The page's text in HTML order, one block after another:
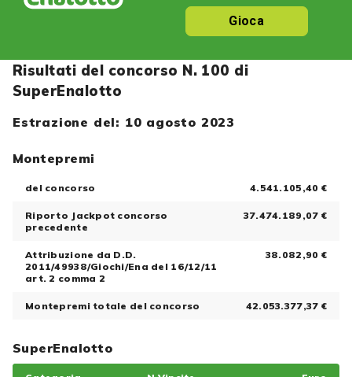
Gioca
Risultati del concorso N. 100 di
SuperEnalotto
Estrazione del: 10 agosto 2023
Montepremi
del concorso 4.541.105,40 €
Riporto Jackpot concorso
precedente
37.474.189,07 €
Attribuzione da D.D.
2011/49938/Giochi/Ena del 16/12/11
art. 2 comma 2
38.082,90 €
Montepremi totale del concorso 42.053.377,37 €
SuperEnalotto